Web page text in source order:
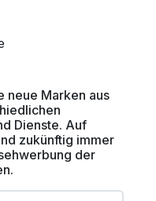
neue Marken aus
Dienste. Auf
zukünftig immer
der